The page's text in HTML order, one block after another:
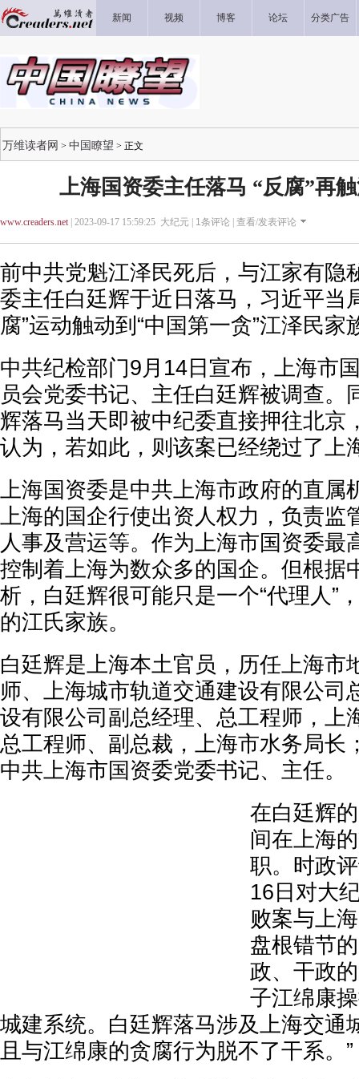
新闻 视频 博客 论坛 分类广告
万维读者网 > 中国瞭望 > 正文
上海国资委主任落马 “反腐”再
www.creaders.net| 2023-09-17 15:59:25 大纪元 | 1条评论 | 查看/发表评论
前中共党魁江泽民死后，与江家有隐
委主任白廷辉于近日落马，习近平当
腐”运动触动到“中国第一贪”江泽民家
中共纪检部门9月14日宣布，上海市
员会党委书记、主任白廷辉被调查。
辉落马当天即被中纪委直接押往北京
认为，若如此，则该案已经绕过了上
上海国资委是中共上海市政府的直属
上海的国企行使出资人权力，负责监
人事及营运等。作为上海市国资委最
控制着上海为数众多的国企。但根据
析，白廷辉很可能只是一个“代理人”
的江氏家族。
白廷辉是上海本土官员，历任上海市
师、上海城市轨道交通建设有限公司
设有限公司副总经理、总工程师，上
总工程师、副总裁，上海市水务局长
中共上海市国资委党委书记、主任。
在白廷辉
间在上海
职。时政
16日对大
败案与上
盘根错节
政、干政
子江绵康
城建系统。白廷辉落马涉及上海交通
且与江绵康的贪腐行为脱不了干系。”